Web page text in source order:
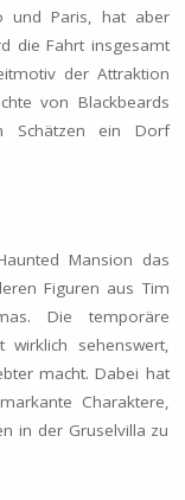
und Paris, hat aber
die Fahrt insgesamt
der Attraktion
von Blackbeards
Schätzen ein Dorf
Mansion das
Figuren aus Tim
Die temporäre
wirklich sehenswert,
macht. Dabei hat
Charaktere,
in der Gruselvilla zu